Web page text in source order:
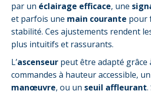
par un éclairage efficace, une
et parfois une main courante pour
stabilité. Ces ajustements rendent
plus intuitifs et rassurants.
L’ascenseur peut être adapté grâce
commandes à hauteur accessible, un
manœuvre, ou un seuil affleurant